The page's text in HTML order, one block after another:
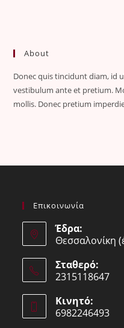
About
Donec quis tincidunt diam, id
vestibulum ante et pretium.
mollis. Donec pretium
Επικοινωνία
Έδρα:
Θεσσαλονίκη
Σταθερό:
2315118647
in
your
Κινητό:
6982246493